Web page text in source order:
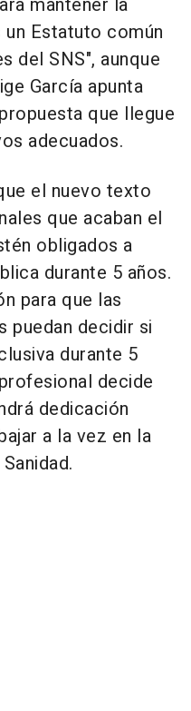
Estatuto común
del SNS", aunque
García apunta
que llegue
adecuados.
el nuevo texto
que acaban el
obligados a
durante 5 años.
para que las
puedan decidir si
durante 5
decide
dedicación
a la vez en la